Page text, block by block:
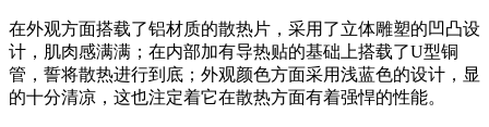
在外观方面搭载了铝材质的散热片，采用了立体雕塑的凹凸设
计，肌肉感满满；在内部加有导热贴的基础上搭载了U型铜
管，誓将散热进行到底；外观颜色方面采用浅蓝色的设计，显
的十分清凉，这也注定着它在散热方面有着强悍的性能。